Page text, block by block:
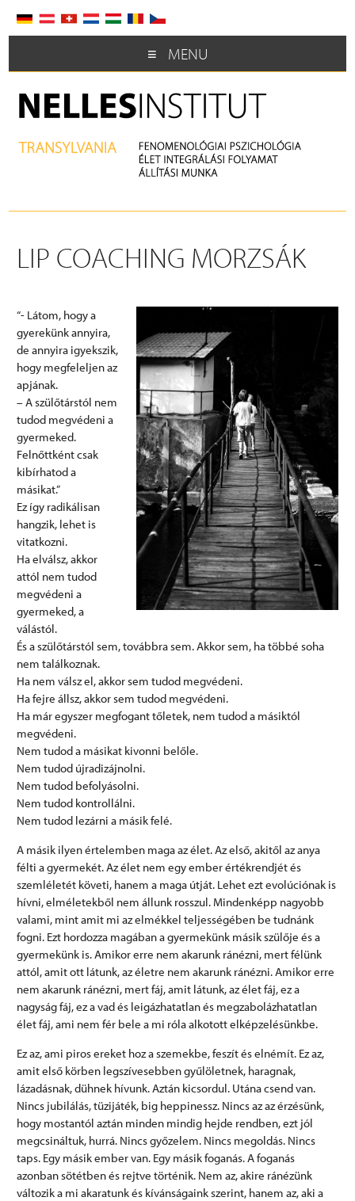
MENU
LIP COACHING MORZSÁK
“- Látom, hogy a
gyerekünk annyira,
de annyira igyekszik,
hogy megfeleljen az
apjának.
– A szülőtárstól nem
tudod megvédeni a
gyermeked.
Felnőttként csak
kibírhatod a
másikat.”
Ez így radikálisan
hangzik, lehet is
vitatkozni.
Ha elválsz, akkor
attól nem tudod
megvédeni a
gyermeked, a
válástól.
És a szülőtárstól sem, továbbra sem. Akkor sem, ha többé soha
nem találkoznak.
Ha nem válsz el, akkor sem tudod megvédeni.
Ha fejre állsz, akkor sem tudod megvédeni.
Ha már egyszer megfogant tőletek, nem tudod a másiktól
megvédeni.
Nem tudod a másikat kivonni belőle.
Nem tudod újradizájnolni.
Nem tudod befolyásolni.
Nem tudod kontrollálni.
Nem tudod lezárni a másik felé.
A másik ilyen értelemben maga az élet. Az első, akitől az anya
félti a gyermekét. Az élet nem egy ember értékrendjét és
szemléletét követi, hanem a maga útját. Lehet ezt evolúciónak is
hívni, elméletekből nem állunk rosszul. Mindenképp nagyobb
valami, mint amit mi az elmékkel teljességében be tudnánk
fogni. Ezt hordozza magában a gyermekünk másik szülője és a
gyermekünk is. Amikor erre nem akarunk ránézni, mert félünk
attól, amit ott látunk, az életre nem akarunk ránézni. Amikor erre
nem akarunk ránézni, mert fáj, amit látunk, az élet fáj, ez a
nagyság fáj, ez a vad és leigázhatatlan és megzabolázhatatlan
élet fáj, ami nem fér bele a mi róla alkotott elképzelésünkbe.
Ez az, ami piros ereket hoz a szemekbe, feszít és elnémít. Ez az,
amit első körben legszívesebben gyűlöletnek, haragnak,
lázadásnak, dühnek hívunk. Aztán kicsordul. Utána csend van.
Nincs jubilálás, tüzijáték, big heppinessz. Nincs az az érzésünk,
hogy mostantól aztán minden mindig hejde rendben, ezt jól
megcsináltuk, hurrá. Nincs győzelem. Nincs megoldás. Nincs
taps. Egy másik ember van. Egy másik foganás. A foganás
azonban sötétben és rejtve történik. Nem az, akire ránézünk
változik a mi akaratunk és kívánságaink szerint, hanem az, aki a